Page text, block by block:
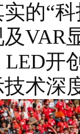
的“
VAR
开
术深